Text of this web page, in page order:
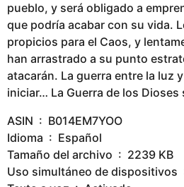
pueblo, y será obligado a
que podría acabar con su vida.
propicios para el Caos, y
han arrastrado a su punto
atacarán. La guerra entre la luz
iniciar… La Guerra de los Dioses
ASIN ‏ : ‎ B014EM7YOO
Idioma ‏ : ‎ Español
Tamaño del archivo ‏ : ‎ 2239 KB